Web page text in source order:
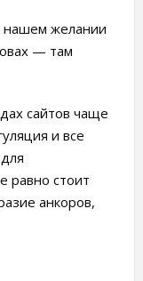
нашем желании
— там
сайтов чаще
и все
равно стоит
анкоров,